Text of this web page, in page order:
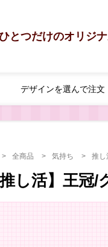
とつだけのオリジ
デザインを選んで注文
全商品 気持ち 推し
推し活】王冠/